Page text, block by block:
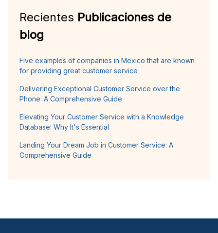
Recientes Publicaciones de
blog
Five examples of companies in Mexico that are known
for providing great customer service
Delivering Exceptional Customer Service over the
Phone: A Comprehensive Guide
Elevating Your Customer Service with a Knowledge
Database: Why It's Essential
Landing Your Dream Job in Customer Service: A
Comprehensive Guide